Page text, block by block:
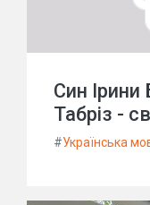
Син Ірини
Табріз -
#Українська